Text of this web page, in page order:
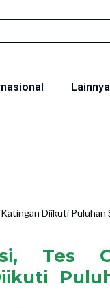
Lainnya
Diikuti Puluhan
Tes